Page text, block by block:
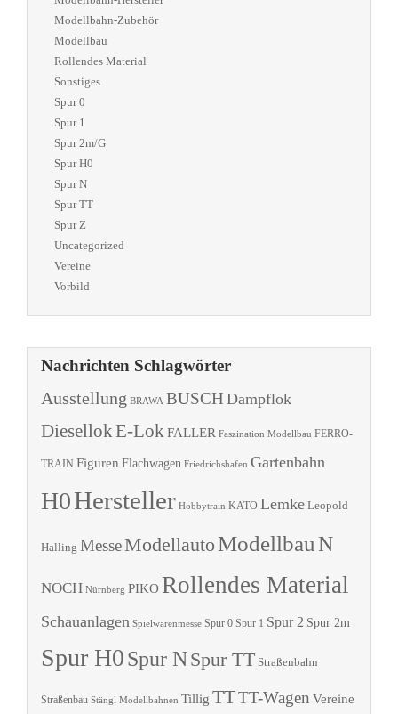
Modellbahn-Zubehör
Modellbau
Rollendes Material
Sonstiges
Spur 0
Spur 1
Spur 2m/G
Spur H0
Spur N
Spur TT
Spur Z
Uncategorized
Vereine
Vorbild
Nachrichten Schlagwörter
Ausstellung BRAWA BUSCH Dampflok
DiesellokE-LokFALLER Faszination Modellbau FERRO-
TRAIN Figuren Flachwagen Friedrichshafen Gartenbahn
H0Hersteller Hobbytrain KATO Lemke Leopold
Halling MesseModellautoModellbauN
NOCH Nürnberg PIKO Rollendes Material
Schauanlagen Spielwarenmesse Spur 0 Spur 1 Spur 2 Spur 2m
Spur H0Spur NSpur TT Straßenbahn
Straßenbau Stängl Modellbahnen Tillig TTTT-Wagen Vereine